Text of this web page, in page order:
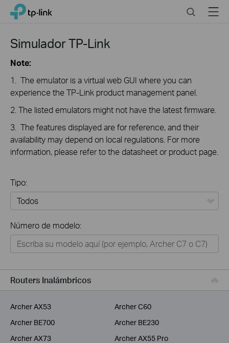
Click
navigation
TP-Link, Reliably Smart SearchMenu
Simulador TP-Link
Note:
1. The emulator is a virtual web GUI where you can
experience the TP-Link product management panel.
2. The listed emulators might not have the latest firmware.
3. The features displayed are for reference, and their
availability may depend on local regulations. For more
information, please refer to the datasheet or product page.
Tipo:
Hogar
Tapo
Negocios
ISPs
Número de modelo:
Routers Inalámbricos
Archer AX53
Archer C60
Archer BE700
Archer BE230
Archer AX73
Archer AX55 Pro